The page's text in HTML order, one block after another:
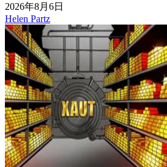
2026年8月6日
Helen Partz